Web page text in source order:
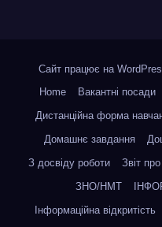
Сайт працює на
Home
Вакантні посади
Дистанційна форма
Домашнє завдання
З досвіду роботи
Звіт
ЗНО/НМТ
Інформаційна відкритість